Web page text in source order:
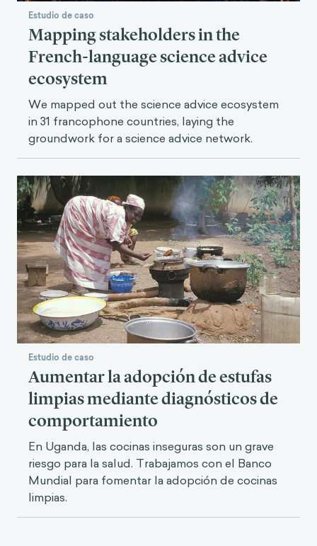
Estudio de caso
Mapping stakeholders in the
French-language science advice
ecosystem
We mapped out the science advice ecosystem
in 31 francophone countries, laying the
groundwork for a science advice network.
Estudio de caso
Aumentar la adopción de estufas
limpias mediante diagnósticos de
comportamiento
En Uganda, las cocinas inseguras son un grave
riesgo para la salud. Trabajamos con el Banco
Mundial para fomentar la adopción de cocinas
limpias.